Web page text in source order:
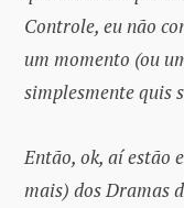
Controle, eu não
um momento (ou
simplesmente quis
Então, ok, aí estão
mais) dos Dramas